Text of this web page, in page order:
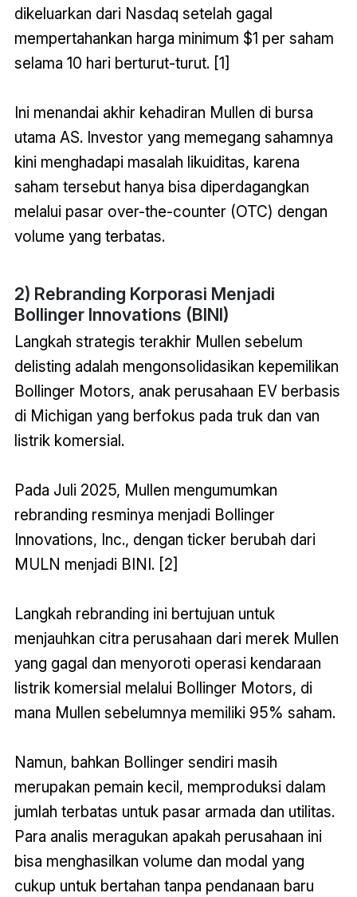
dikeluarkan dari Nasdaq setelah gagal
mempertahankan harga minimum $1 per saham
selama 10 hari berturut-turut. [1]
Ini menandai akhir kehadiran Mullen di bursa
utama AS. Investor yang memegang sahamnya
kini menghadapi masalah likuiditas, karena
saham tersebut hanya bisa diperdagangkan
melalui pasar over-the-counter (OTC) dengan
volume yang terbatas.
2) Rebranding Korporasi Menjadi
Bollinger Innovations (BINI)
Langkah strategis terakhir Mullen sebelum
delisting adalah mengonsolidasikan kepemilikan
Bollinger Motors, anak perusahaan EV berbasis
di Michigan yang berfokus pada truk dan van
listrik komersial.
Pada Juli 2025, Mullen mengumumkan
rebranding resminya menjadi Bollinger
Innovations, Inc., dengan ticker berubah dari
MULN menjadi BINI. [2]
Langkah rebranding ini bertujuan untuk
menjauhkan citra perusahaan dari merek Mullen
yang gagal dan menyoroti operasi kendaraan
listrik komersial melalui Bollinger Motors, di
mana Mullen sebelumnya memiliki 95% saham.
Namun, bahkan Bollinger sendiri masih
merupakan pemain kecil, memproduksi dalam
jumlah terbatas untuk pasar armada dan utilitas.
Para analis meragukan apakah perusahaan ini
bisa menghasilkan volume dan modal yang
cukup untuk bertahan tanpa pendanaan baru